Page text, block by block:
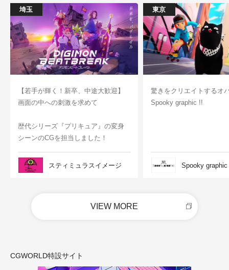
埼玉
【若手が輝く！新卒、中途大歓迎】
画面の中への刺激を求めて
歴代シリーズ『プリキュア』の変身
シーンのCGを担当しました！
スティミュラスイメージ
東京
驚きをクリエイトするオ
Spooky graphic !!
Spooky graphic
VIEW MORE
CGWORLD特設サイト